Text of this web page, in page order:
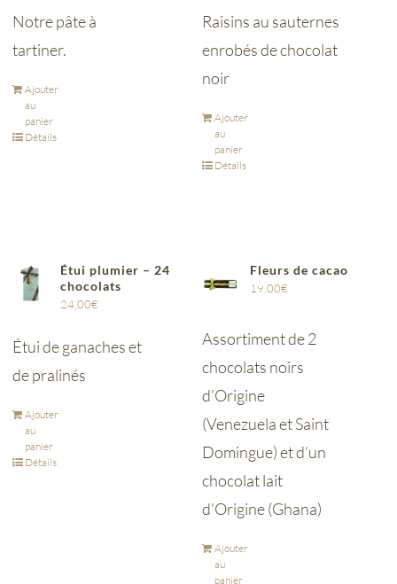
Notre pâte à
tartiner.
Ajouter
au
panier
Détails
Raisins au sauternes
enrobés de chocolat
noir
Ajouter
au
panier
Détails
Étui plumier – 24
chocolats
24,00€
Étui de ganaches et
de pralinés
Ajouter
au
panier
Détails
Fleurs de cacao
19,00€
Assortiment de 2
chocolats noirs
d’Origine
(Venezuela et Saint
Domingue) et d’un
chocolat lait
d’Origine (Ghana)
Ajouter
au
panier